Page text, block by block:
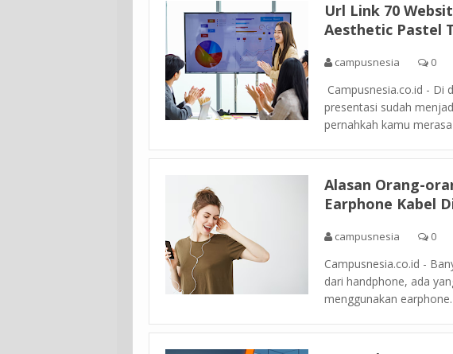
Url Link 70
Aesthetic Pastel
campusnesia 0
Campusnesia.co.id - Di
presentasi sudah
pernahkah kamu
Alasan Orang-
Earphone Kabel
campusnesia 0
Campusnesia.co.id -
dari handphone, ada
menggunakan